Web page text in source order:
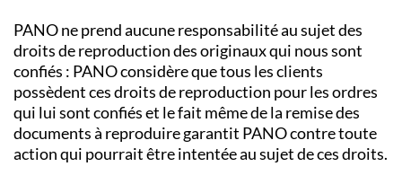
PANO ne prend aucune responsabilité au sujet des
droits de reproduction des originaux qui nous sont
confiés : PANO considère que tous les clients
possèdent ces droits de reproduction pour les ordres
qui lui sont confiés et le fait même de la remise des
documents à reproduire garantit PANO contre toute
action qui pourrait être intentée au sujet de ces droits.